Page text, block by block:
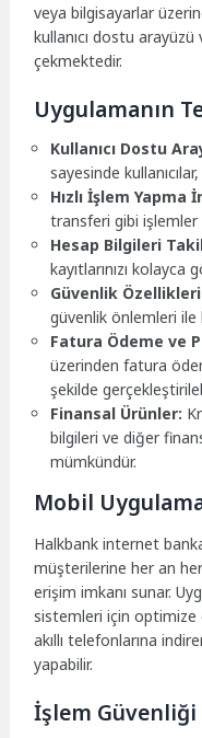
veya bilgisayarlar
kullanıcı dostu
çekmektedir.
Uygulamanın
Kullanıcı Dostu
sayesinde
Hızlı İşlem Yapma
transferi gibi işlemler
Hesap Bilgileri
kayıtlarınızı kolayca
Güvenlik
güvenlik önlemleri ile
Fatura Ödeme ve
üzerinden fatura
şekilde
Finansal Ürünler:
bilgileri ve diğer
mümkündür.
Mobil
Halkbank internet
müşterilerine her an
erişim imkanı sunar.
sistemleri için optimize
akıllı telefonlarına
yapabilir.
İşlem Güvenliği